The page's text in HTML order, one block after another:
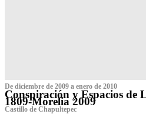
De diciembre de 2009 a enero de 2010
Conspiración y Espacios de
1809-Morelia 2009
Castillo de Chapultepec